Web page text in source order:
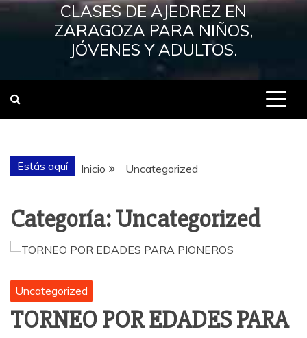
CLASES DE AJEDREZ EN
ZARAGOZA PARA NIÑOS,
JÓVENES Y ADULTOS.
Estás aquí Inicio Uncategorized
Categoría:Uncategorized
Uncategorized
TORNEO POR EDADES PARA